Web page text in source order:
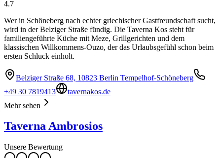
4.7
Wer in Schöneberg nach echter griechischer Gastfreundschaft sucht,
wird in der Belziger Straße fündig. Die Taverna Kos steht für
familiengeführte Küche mit Meze, Grillgerichten und dem
klassischen Willkommens-Ouzo, der das Urlaubsgefühl schon beim
ersten Schluck einholt.
Belziger Straße 68, 10823 Berlin Tempelhof-Schöneberg
+49 30 7819413
tavernakos.de
Mehr sehen
Taverna Ambrosios
Unsere Bewertung